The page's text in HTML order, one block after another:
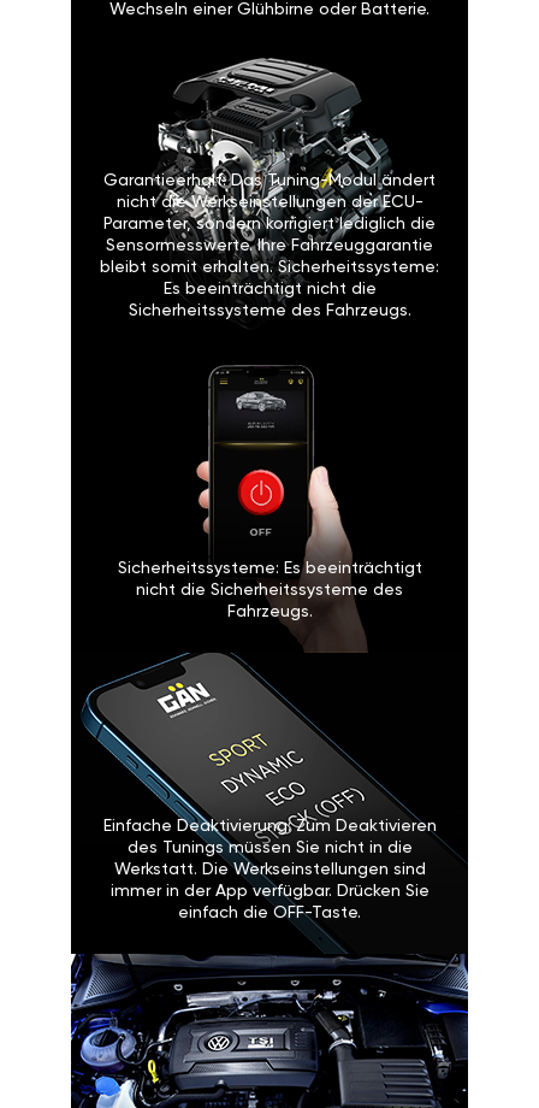
Wechseln einer Glühbirne oder Batterie.
Garantieerhalt: Das Tuning-Modul ändert
nicht die Werkseinstellungen der ECU-
Parameter, sondern korrigiert lediglich die
Sensormesswerte. Ihre Fahrzeuggarantie
bleibt somit erhalten. Sicherheitssysteme:
Es beeinträchtigt nicht die
Sicherheitssysteme des Fahrzeugs.
Sicherheitssysteme: Es beeinträchtigt
nicht die Sicherheitssysteme des
Fahrzeugs.
Einfache Deaktivierung: Zum Deaktivieren
des Tunings müssen Sie nicht in die
Werkstatt. Die Werkseinstellungen sind
immer in der App verfügbar. Drücken Sie
einfach die OFF-Taste.